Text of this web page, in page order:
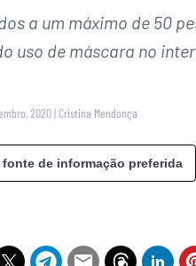
a um máximo de 50
uso de máscara no
2020 | Cristina Mendonça
de informação preferida